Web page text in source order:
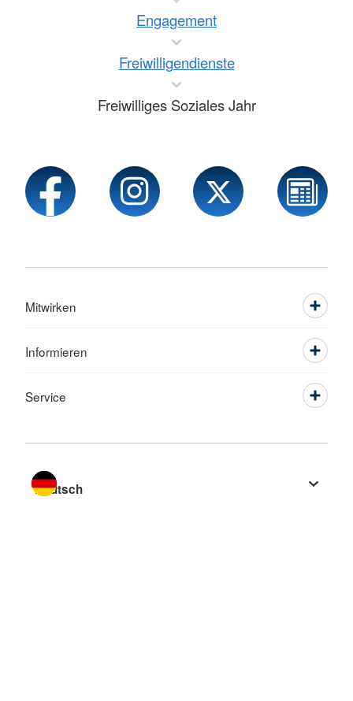
Engagement
Freiwilligendienste
Freiwilliges Soziales Jahr
Mitwirken
Informieren
Service
Sprache wechseln zu